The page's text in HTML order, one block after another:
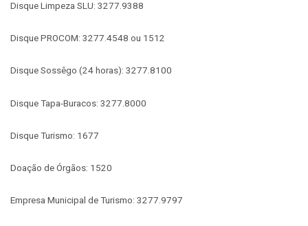
Disque Limpeza SLU: 3277.9388
Disque PROCOM: 3277.4548 ou 1512
Disque Sossêgo (24 horas): 3277.8100
Disque Tapa-Buracos: 3277.8000
Disque Turismo: 1677
Doação de Órgãos: 1520
Empresa Municipal de Turismo: 3277.9797